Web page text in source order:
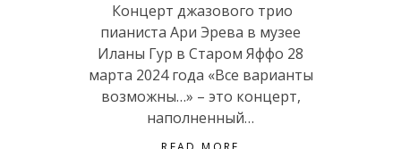
Концерт джазового трио
пианиста Ари Эрева в музее
Иланы Гур в Старом Яффо 28
марта 2024 года «Все варианты
возможны…» – это концерт,
наполненный…